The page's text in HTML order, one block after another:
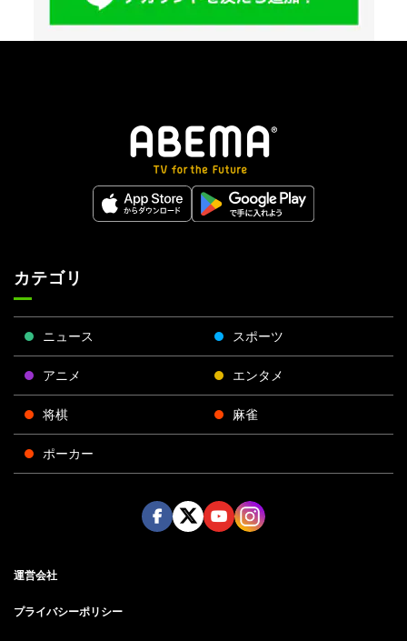
カテゴリ
ニュース スポーツ
アニメ エンタメ
将棋 麻雀
ポーカー
運営会社
プライバシーポリシー